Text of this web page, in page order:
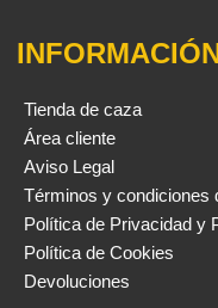
Tienda de caza
Área cliente
Aviso Legal
Términos y condiciones
Política de Privacidad y
Política de Cookies
Devoluciones